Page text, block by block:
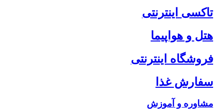
تاکسی اینترنتی
هتل و هواپیما
فروشگاه اینترنتی
سفارش غذا
مشاوره و آموزش